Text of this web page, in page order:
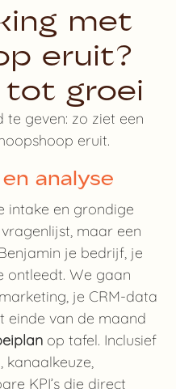
met
eruit?
tot groei
te geven: zo ziet een
eruit.
analyse
intake en grondige
maar een
je bedrijf, je
ontleedt. We gaan
je CRM-data
einde van de maand
op tafel. Inclusief
kanaalkeuze,
KPI’s die direct